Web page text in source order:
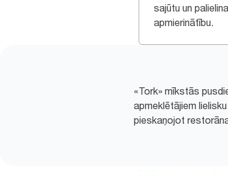
sajūtu un
apmierinātību.
«Tork» mīkstās
apmeklētājiem
pieskaņojot